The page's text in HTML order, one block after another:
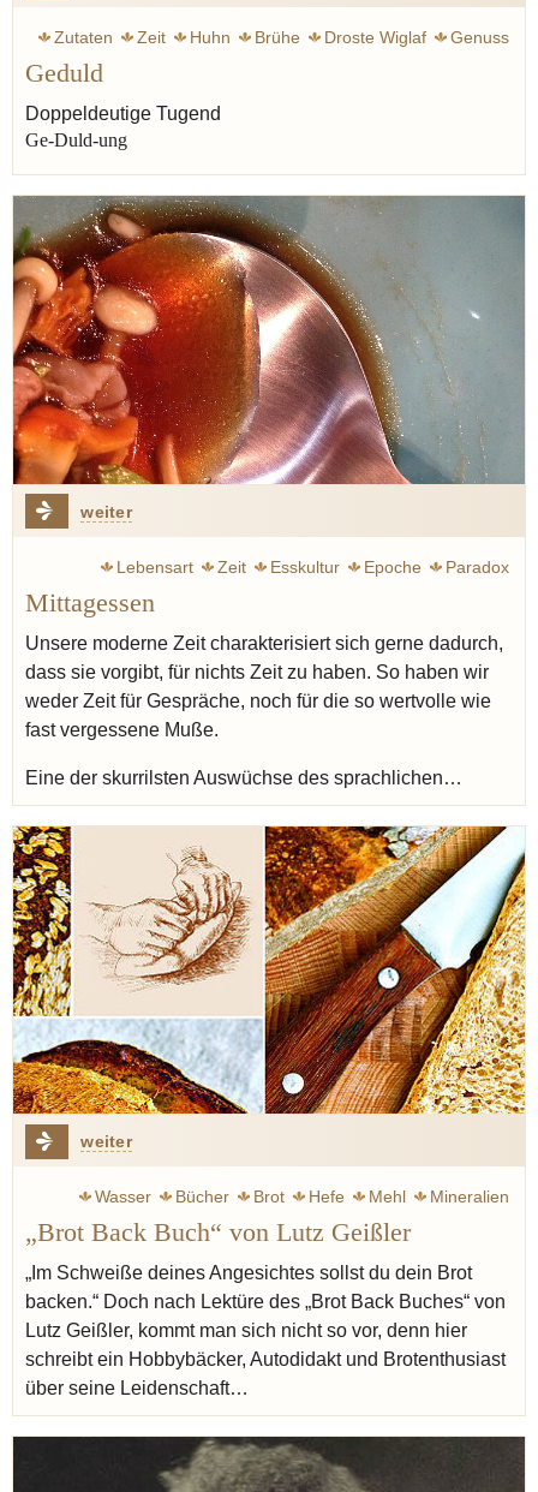
Zutaten Zeit Huhn Brühe Droste Wiglaf
Genuss
Geduld
Doppeldeutige Tugend
Ge-Duld-ung
weiter
Lebensart Zeit Esskultur Epoche Paradox
Mittagessen
Unsere moderne Zeit charakterisiert sich gerne dadurch,
dass sie vorgibt, für nichts Zeit zu haben. So haben wir
weder Zeit für Gespräche, noch für die so wertvolle wie
fast vergessene Muße.
Eine der skurrilsten Auswüchse des sprachlichen…
weiter
Wasser Bücher Brot Hefe Mehl
Mineralien
Salz
Buch Zeit Arbeit
„Brot Back Buch“ von Lutz Geißler
„Im Schweiße deines Angesichtes sollst du dein Brot
backen.“ Doch nach Lektüre des „Brot Back Buches“ von
Lutz Geißler, kommt man sich nicht so vor, denn hier
schreibt ein Hobbybäcker, Autodidakt und Brotenthusiast
über seine Leidenschaft…